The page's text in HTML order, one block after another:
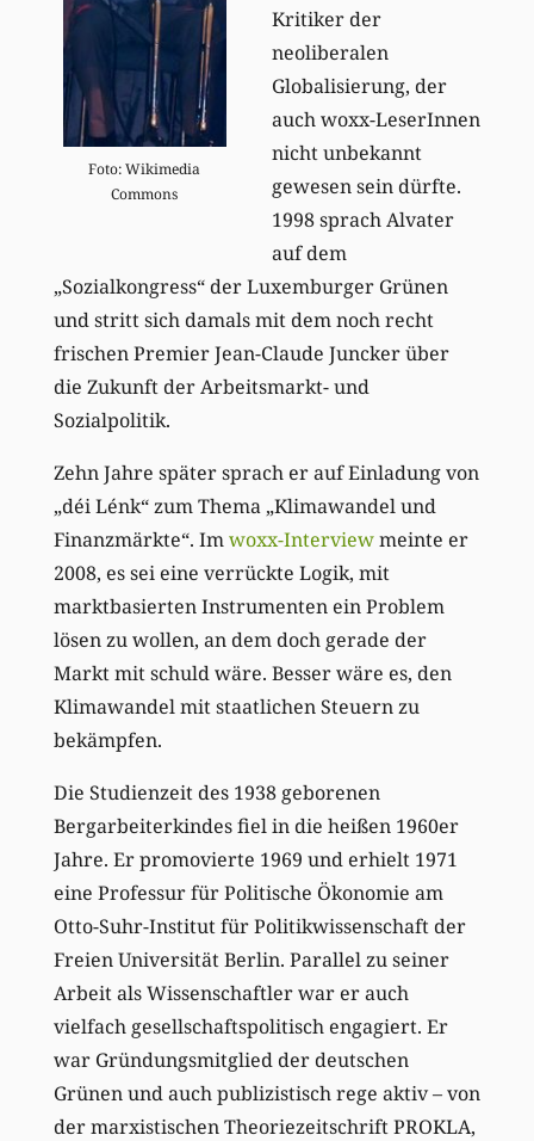
Foto: Wikimedia
Commons
Kritiker der
neoliberalen
Globalisierung, der
auch woxx-LeserInnen
nicht unbekannt
gewesen sein dürfte.
1998 sprach Alvater
auf dem
„Sozialkongress“ der Luxemburger Grünen
und stritt sich damals mit dem noch recht
frischen Premier Jean-Claude Juncker über
die Zukunft der Arbeitsmarkt- und
Sozialpolitik.
Zehn Jahre später sprach er auf Einladung von
„déi Lénk“ zum Thema „Klimawandel und
Finanzmärkte“. Imwoxx-Interviewmeinte er
2008, es sei eine verrückte Logik, mit
marktbasierten Instrumenten ein Problem
lösen zu wollen, an dem doch gerade der
Markt mit schuld wäre. Besser wäre es, den
Klimawandel mit staatlichen Steuern zu
bekämpfen.
Die Studienzeit des 1938 geborenen
Bergarbeiterkindes fiel in die heißen 1960er
Jahre. Er promovierte 1969 und erhielt 1971
eine Professur für Politische Ökonomie am
Otto-Suhr-Institut für Politikwissenschaft der
Freien Universität Berlin. Parallel zu seiner
Arbeit als Wissenschaftler war er auch
vielfach gesellschaftspolitisch engagiert. Er
war Gründungsmitglied der deutschen
Grünen und auch publizistisch rege aktiv – von
der marxistischen Theoriezeitschrift PROKLA,